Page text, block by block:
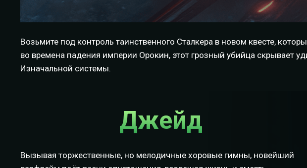
Возьмите под контроль таинственного Сталкера в новом квесте,
во времена падения империи Орокин, этот грозный убийца скрывает
Изначальной системы.
Джейд
Вызывая торжественные, но мелодичные хоровые гимны, новейший